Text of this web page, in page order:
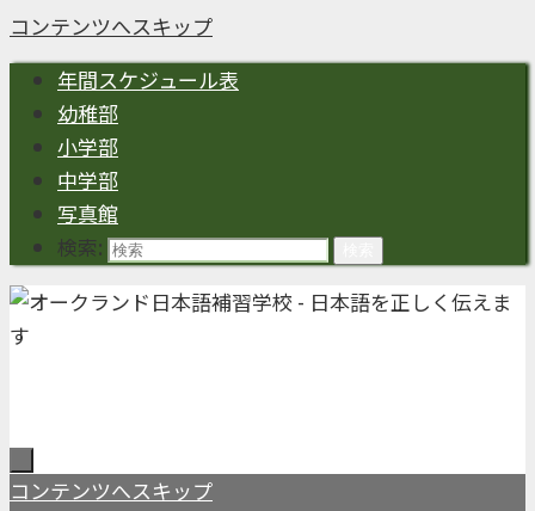
コンテンツへスキップ
年間スケジュール表
幼稚部
小学部
中学部
写真館
検索:
コンテンツへスキップ